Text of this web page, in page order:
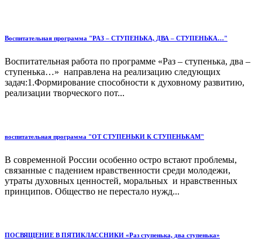
Воспитательная программа "РАЗ – СТУПЕНЬКА, ДВА – СТУПЕНЬКА…"
Воспитательная работа по про­грамме «Раз – ступенька, два –
ступенька…» направлена на реализацию следующих
задач:1.Формирование способности к духовному развитию,
реализации творческого пот...
воспитательная программа "ОТ СТУПЕНЬКИ К СТУПЕНЬКАМ"
В современной России особенно остро встают проблемы,
связанные с падением нравственности среди молодежи,
утраты духовных ценностей, моральных и нравственных
принципов. Общество не перестало нужд...
ПОСВЯЩЕНИЕ В ПЯТИКЛАССНИКИ «Раз ступенька, два ступенька»